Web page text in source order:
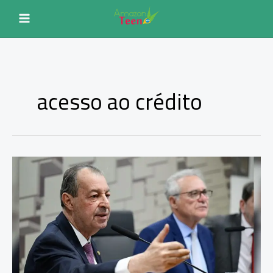
conteúdo
acesso ao crédito